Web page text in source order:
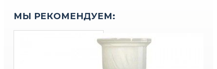
МЫ РЕКОМЕНДУЕМ: